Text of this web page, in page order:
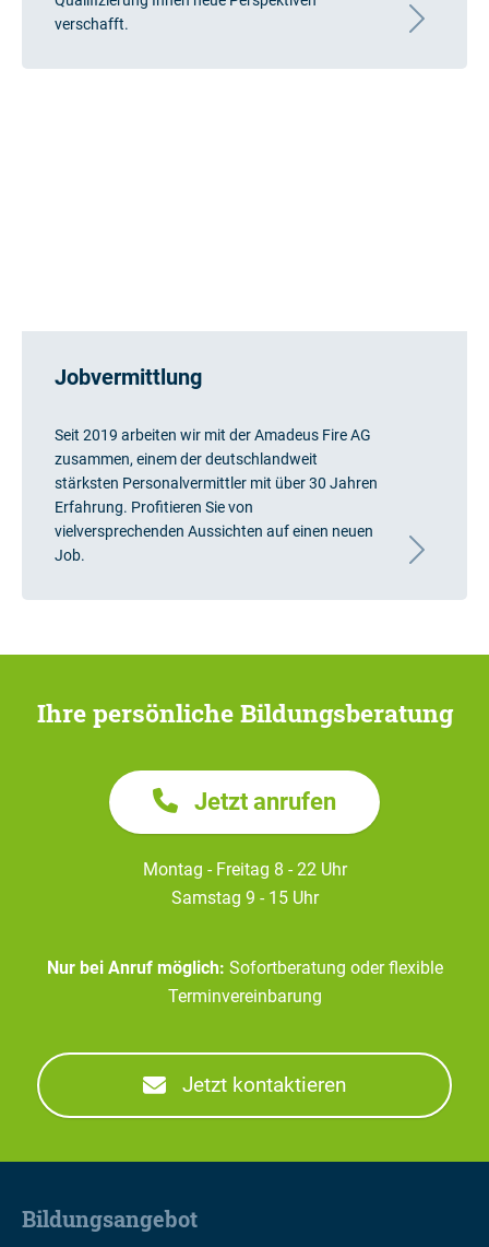
verschafft.
Jobvermittlung
Seit 2019 arbeiten wir mit der Amadeus Fire AG
zusammen, einem der deutschlandweit
stärksten Personalvermittler mit über 30 Jahren
Erfahrung. Profitieren Sie von
vielversprechenden Aussichten auf einen neuen
Job.
Ihre persönliche Bildungsberatung
Jetzt anrufen
Montag - Freitag 8 - 22 Uhr
Samstag 9 - 15 Uhr
Nur bei Anruf möglich: Sofortberatung oder flexible
Terminvereinbarung
Jetzt kontaktieren
Bildungsangebot